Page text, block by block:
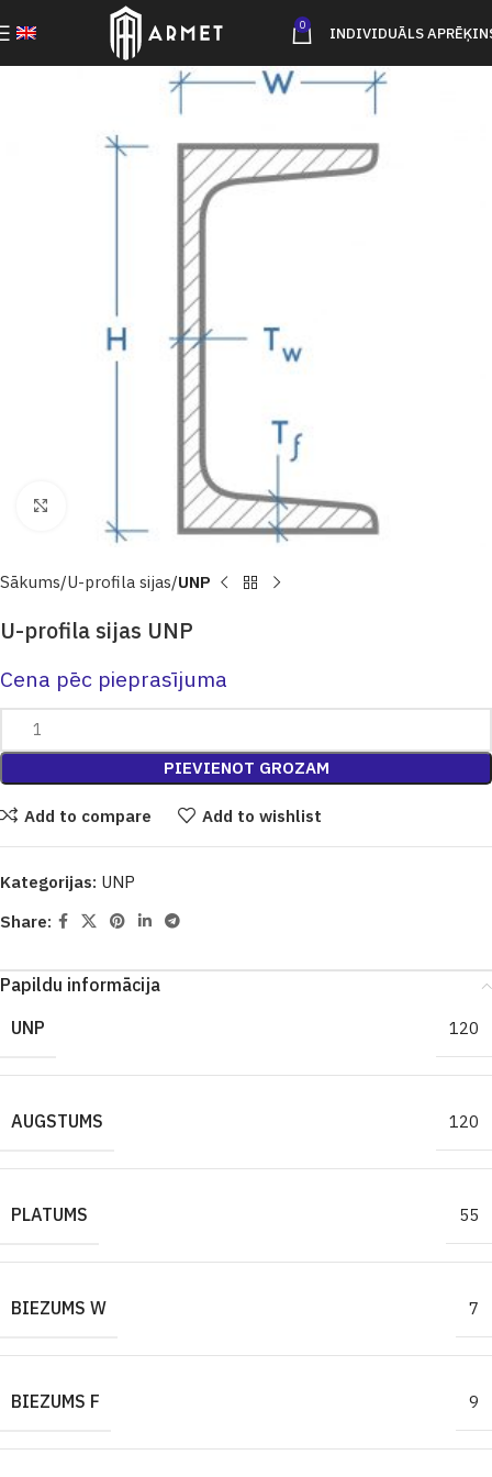
0 INDIVIDUĀLS
Sākums U-profila sijas UNP
U-profila sijas UNP
Cena pēc pieprasījuma
PIEVIENOT GROZAM
Add to compare Add to wishlist
Kategorijas: UNP
Share:
Papildu informācija
UNP
120
AUGSTUMS 120
PLATUMS 55
BIEZUMS W 7
BIEZUMS F 9